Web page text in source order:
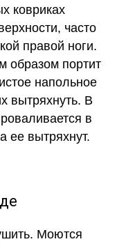
ковриках
часто
правой ноги.
образом портит
напольное
вытряхнуть. В
в
ее вытряхнут.
Моются